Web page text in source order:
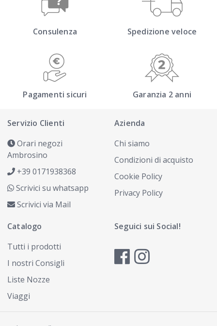
Consulenza Spedizione veloce
Pagamenti sicuri Garanzia 2 anni
Servizio Clienti
Orari negozi
Ambrosino
+39 0171938368
Scrivici su whatsapp
Scrivici via Mail
Azienda
Chi siamo
Condizioni di acquisto
Cookie Policy
Privacy Policy
Catalogo
Tutti i prodotti
I nostri Consigli
Liste Nozze
Viaggi
Seguici sui Social!